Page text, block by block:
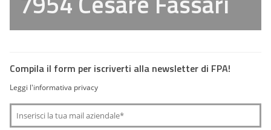
Compila il form per iscriverti alla newsletter di FPA!
Leggi l'informativa privacy